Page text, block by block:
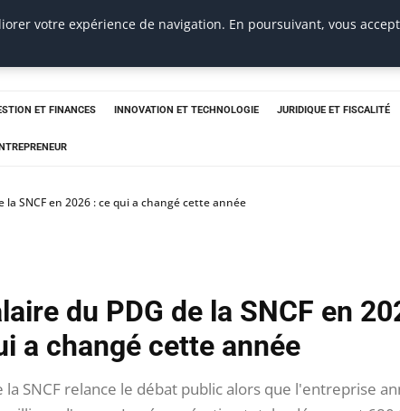
ET FINANCES INNOVATION ET TECHNOLOGIE JURIDIQUE ET FISCALITÉ
la SNCF en 2026 : ce qui a changé cette année
du PDG de la SNCF en
a changé cette année
la SNCF relance le débat public alors que l'entreprise
votre expérience de navigation. En poursuivant, vous